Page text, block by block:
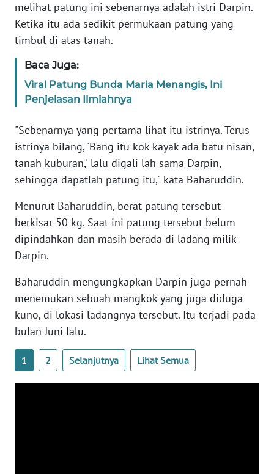
melihat patung ini sebenarnya adalah istri Darpin.
Ketika itu ada sedikit permukaan patung yang
timbul di atas tanah.
Baca Juga:
Viral Patung Bunda Maria Menangis, Ini
Penjelasan Ilmiahnya
"Sebenarnya yang pertama lihat itu istrinya. Terus
istrinya bilang, 'Bang itu kok kayak ada batu nisan,
tanah kuburan,' lalu digali lah sama Darpin,
sehingga dapatlah patung itu," kata Baharuddin.
Menurut Baharuddin, berat patung tersebut
berkisar 50 kg. Saat ini patung tersebut belum
dipindahkan dan masih berada di ladang milik
Darpin.
Baharuddin mengungkapkan Darpin juga pernah
menemukan sebuah mangkok yang juga diduga
kuno, di lokasi ladangnya tersebut. Itu terjadi pada
bulan Juni lalu.
1 2 Selanjutnya Lihat Semua
Wahana
News
Regional
SUMUT
JAKARTA
WN
JABAR
WN
BANTEN
WN
WN
KEPRI
PAPUA